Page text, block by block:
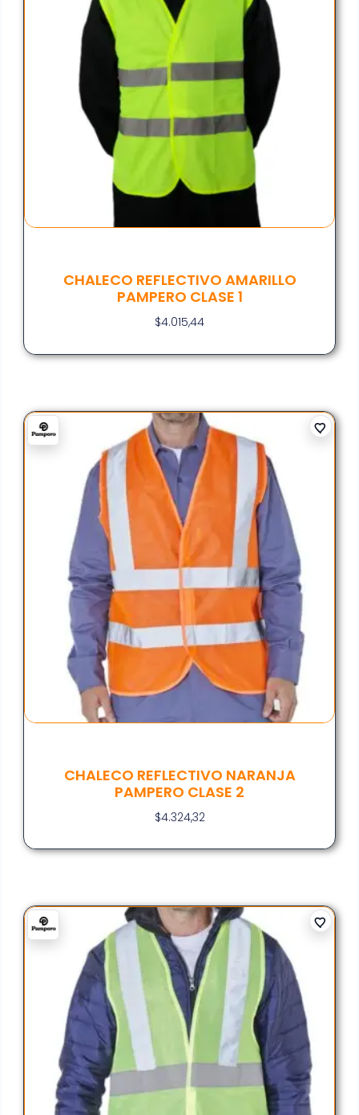
CHALECO REFLECTIVO AMARILLO
PAMPERO CLASE 1
$4.015,44
CHALECO REFLECTIVO NARANJA
PAMPERO CLASE 2
$4.324,32